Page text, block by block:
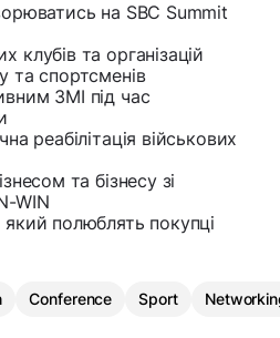
на SBC Summit
клубів та організацій
та спортсменів
ЗМІ під час
реабілітація військових
та бізнесу зі
WIN
полюблять покупці
Conference Sport